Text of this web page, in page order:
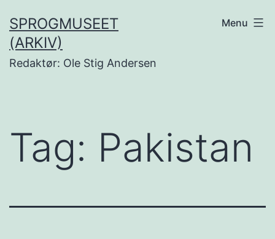
til
indhold
SPROGMUSEET
(ARKIV)
Redaktør: Ole Stig Andersen
Menu
Tag: Pakistan